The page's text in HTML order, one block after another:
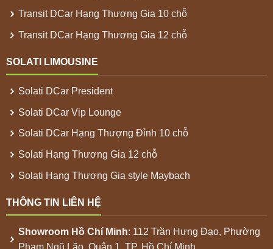
Transit DCar Hạng Thương Gia 10 chỗ
Transit DCar Hạng Thương Gia 12 chỗ
SOLATI LIMOUSINE
Solati DCar President
Solati DCar Vip Lounge
Solati DCar Hạng Thượng Đỉnh 10 chỗ
Solati Hạng Thương Gia 12 chỗ
Solati Hạng Thương Gia style Maybach
THÔNG TIN LIÊN HỆ
Showroom Hồ Chí Minh: 112 Trần Hưng Đạo, Phường